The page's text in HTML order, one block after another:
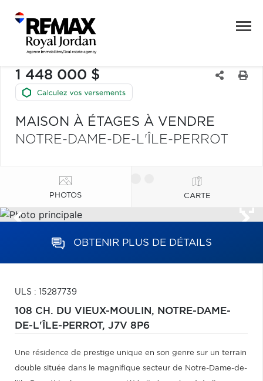
1 448 000 $
MAISON À ÉTAGES À VENDRE
NOTRE-DAME-DE-L'ÎLE-PERROT
PHOTOS CARTE
OBTENIR PLUS DE DÉTAILS
ULS : 15287739
108 CH. DU VIEUX-MOULIN, NOTRE-DAME-
DE-L'ÎLE-PERROT, J7V 8P6
Une résidence de prestige unique en son genre sur un terrain
double située dans le magnifique secteur de Notre-Dame-de-